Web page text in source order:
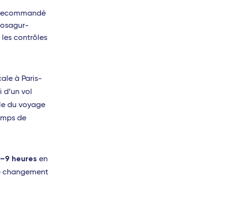
les contrôles
à Paris-
d’un vol
du voyage
de
heures en
changement